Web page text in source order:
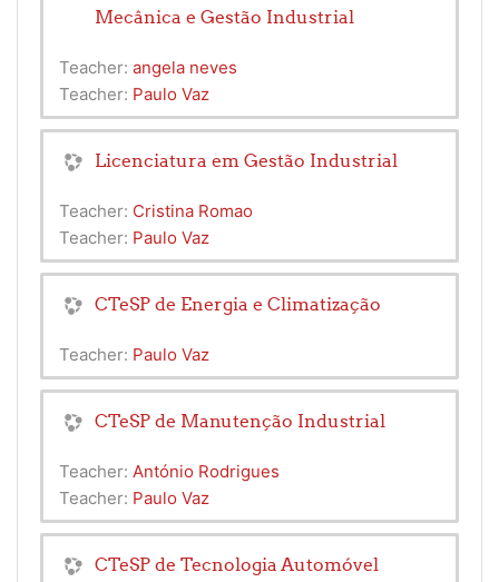
Mecânica e Gestão Industrial
Teacher: angela neves
Teacher: Paulo Vaz
Licenciatura em Gestão Industrial
Teacher: Cristina Romao
Teacher: Paulo Vaz
CTeSP de Energia e Climatização
Teacher: Paulo Vaz
CTeSP de Manutenção Industrial
Teacher: António Rodrigues
Teacher: Paulo Vaz
CTeSP de Tecnologia Automóvel